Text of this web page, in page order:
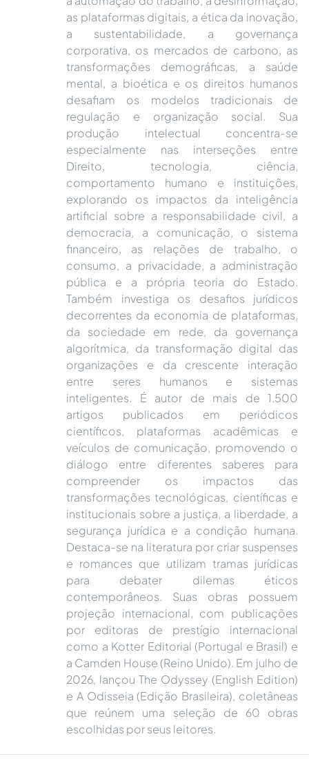
as plataformas digitais, a ética da inovação,
a sustentabilidade, a governança
corporativa, os mercados de carbono, as
transformações demográficas, a saúde
mental, a bioética e os direitos humanos
desafiam os modelos tradicionais de
regulação e organização social. Sua
produção intelectual concentra-se
especialmente nas interseções entre
Direito, tecnologia, ciência,
comportamento humano e instituições,
explorando os impactos da inteligência
artificial sobre a responsabilidade civil, a
democracia, a comunicação, o sistema
financeiro, as relações de trabalho, o
consumo, a privacidade, a administração
pública e a própria teoria do Estado.
Também investiga os desafios jurídicos
decorrentes da economia de plataformas,
da sociedade em rede, da governança
algorítmica, da transformação digital das
organizações e da crescente interação
entre seres humanos e sistemas
inteligentes. É autor de mais de 1.500
artigos publicados em periódicos
científicos, plataformas acadêmicas e
veículos de comunicação, promovendo o
diálogo entre diferentes saberes para
compreender os impactos das
transformações tecnológicas, científicas e
institucionais sobre a justiça, a liberdade, a
segurança jurídica e a condição humana.
Destaca-se na literatura por criar suspenses
e romances que utilizam tramas jurídicas
para debater dilemas éticos
contemporâneos. Suas obras possuem
projeção internacional, com publicações
por editoras de prestígio internacional
como a Kotter Editorial (Portugal e Brasil) e
a Camden House (Reino Unido). Em julho de
2026, lançou The Odyssey (English Edition)
e A Odisseia (Edição Brasileira), coletâneas
que reúnem uma seleção de 60 obras
escolhidas por seus leitores.